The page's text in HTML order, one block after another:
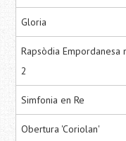
Gloria
Rapsòdia Empordanesa
2
Simfonia en Re
Obertura 'Coriolan'